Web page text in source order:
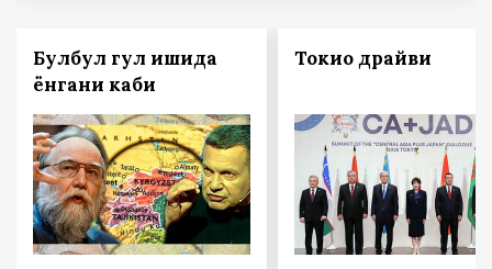
Булбул гул ишқида
ёнгани каби
Токио драйви